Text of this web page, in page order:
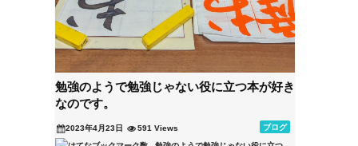
勉強のようで勉強じゃない役に立つ本が好き
なのです。
2023年4月23日 ブログ
591 Views